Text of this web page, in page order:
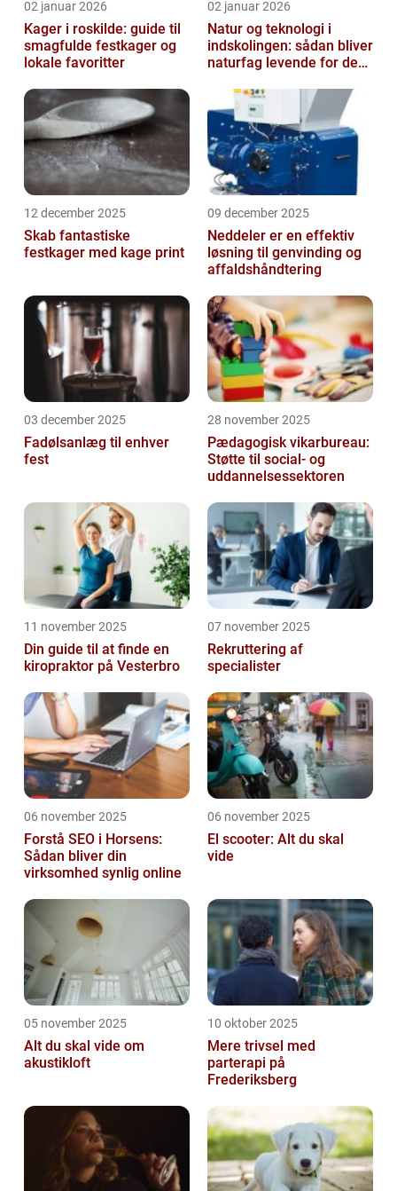
02 januar 2026
Kager i roskilde: guide til
smagfulde festkager og
lokale favoritter
02 januar 2026
Natur og teknologi i
indskolingen: sådan bliver
naturfag levende for de
12 december 2025
Skab fantastiske
festkager med kage print
09 december 2025
Neddeler er en effektiv
løsning til genvinding og
affaldshåndtering
03 december 2025
Fadølsanlæg til enhver
fest
28 november 2025
Pædagogisk vikarbureau:
Støtte til social- og
uddannelsessektoren
11 november 2025
Din guide til at finde en
kiropraktor på Vesterbro
07 november 2025
Rekruttering af
specialister
06 november 2025
Forstå SEO i Horsens:
Sådan bliver din
virksomhed synlig online
06 november 2025
El scooter: Alt du skal
vide
05 november 2025
Alt du skal vide om
akustikloft
10 oktober 2025
Mere trivsel med
parterapi på
Frederiksberg